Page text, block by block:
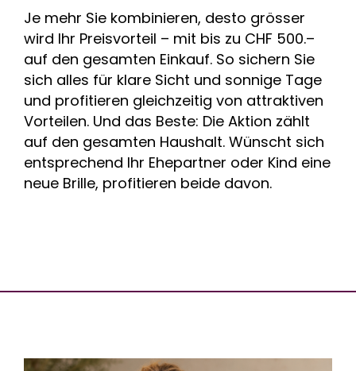
Je mehr Sie kombinieren, desto grösser
wird Ihr Preisvorteil – mit bis zu CHF 500.–
auf den gesamten Einkauf. So sichern Sie
sich alles für klare Sicht und sonnige Tage
und profitieren gleichzeitig von attraktiven
Vorteilen. Und das Beste: Die Aktion zählt
auf den gesamten Haushalt. Wünscht sich
entsprechend Ihr Ehepartner oder Kind eine
neue Brille, profitieren beide davon.